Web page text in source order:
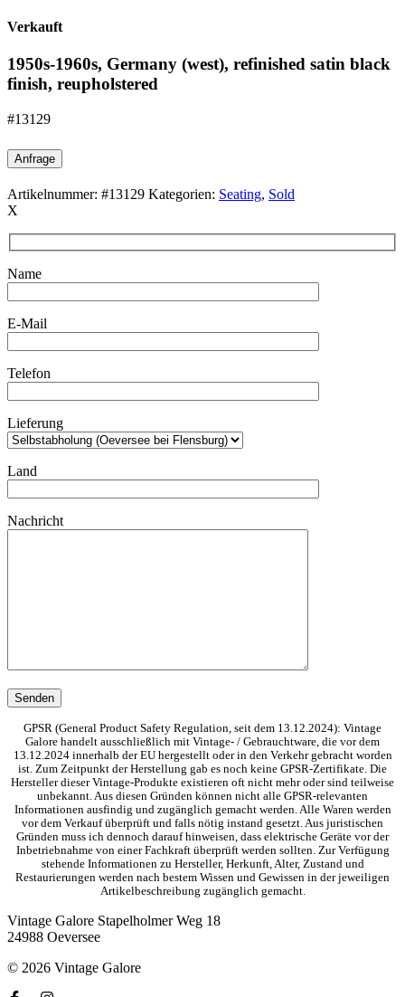
Verkauft
1950s-1960s, Germany (west), refinished satin black
finish, reupholstered
#13129
Anfrage
Artikelnummer: #13129 Kategorien: Seating, Sold
X
Name
E-Mail
Telefon
Lieferung
Land
Nachricht
GPSR (General Product Safety Regulation, seit dem 13.12.2024): Vintage
Galore handelt ausschließlich mit Vintage- / Gebrauchtware, die vor dem
13.12.2024 innerhalb der EU hergestellt oder in den Verkehr gebracht worden
ist. Zum Zeitpunkt der Herstellung gab es noch keine GPSR-Zertifikate. Die
Hersteller dieser Vintage-Produkte existieren oft nicht mehr oder sind teilweise
unbekannt. Aus diesen Gründen können nicht alle GPSR-relevanten
Informationen ausfindig und zugänglich gemacht werden. Alle Waren werden
vor dem Verkauf überprüft und falls nötig instand gesetzt. Aus juristischen
Gründen muss ich dennoch darauf hinweisen, dass elektrische Geräte vor der
Inbetriebnahme von einer Fachkraft überprüft werden sollten. Zur Verfügung
stehende Informationen zu Hersteller, Herkunft, Alter, Zustand und
Restaurierungen werden nach bestem Wissen und Gewissen in der jeweiligen
Artikelbeschreibung zugänglich gemacht.
Vintage Galore Stapelholmer Weg 18
24988 Oeversee
© 2026 Vintage Galore